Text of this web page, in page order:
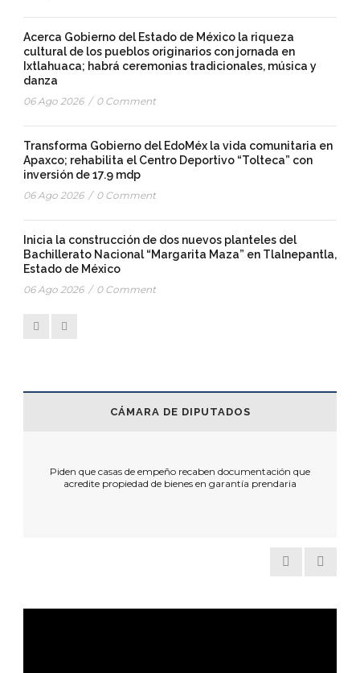
Acerca Gobierno del Estado de México la riqueza
cultural de los pueblos originarios con jornada en
Ixtlahuaca; habrá ceremonias tradicionales, música y
danza
06 Ago 2026 / 0 Comment
Transforma Gobierno del EdoMéx la vida comunitaria en
Apaxco; rehabilita el Centro Deportivo “Tolteca” con
inversión de 17.9 mdp
06 Ago 2026 / 0 Comment
Inicia la construcción de dos nuevos planteles del
Bachillerato Nacional “Margarita Maza” en Tlalnepantla,
Estado de México
06 Ago 2026 / 0 Comment
CÁMARA DE DIPUTADOS
Fracking, solo si hay pleno respeto al medio ambiente y
estricto apego a la legislación: Kenia López Rabadán